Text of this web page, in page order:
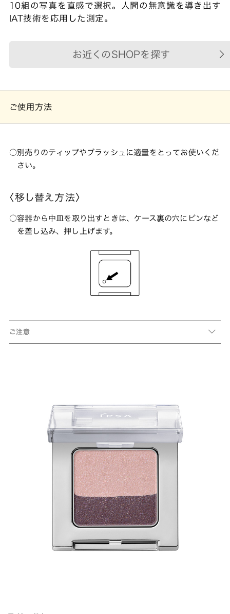
10組の写真を直感で選択。人間の無意識を導き出す
IAT技術を応用した測定。
お近くのSHOPを探す
ご使用方法
別売りのティップやブラッシュに適量をとってお使いくだ
さい。
〈移し替え方法〉
容器から中皿を取り出すときは、ケース裏の穴にピンなど
を差し込み、押し上げます。
ご注意